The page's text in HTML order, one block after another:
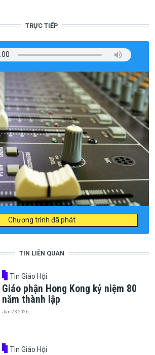
TRỰC TIẾP
Chương trình đã phát
TIN LIÊN QUAN
Tin Giáo Hội
Giáo phận Hong Kong kỷ niệm 80
năm thành lập
Jan 23, 2026
Tin Giáo Hội